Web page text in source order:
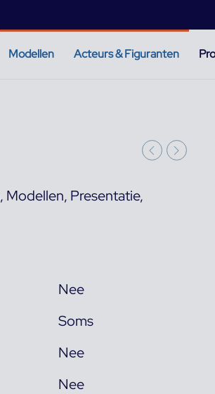
Modellen Acteurs & Figuranten
, Modellen, Presentatie,
Nee
Soms
Nee
Nee